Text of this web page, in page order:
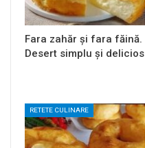
Fara zahăr și fara făină.
Desert simplu și delicios
RETETE CULINARE